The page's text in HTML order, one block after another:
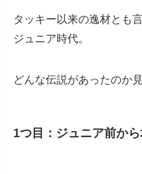
タッキー以来の逸材とも
ジュニア時代。
どんな伝説があったのか
1つ目：ジュニア前か